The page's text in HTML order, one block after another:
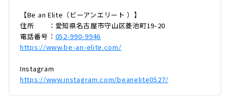
【Be an Elite（ビーアンエリート ）】
住所 ：愛知県名古屋市守山区菱池町19-20
電話番号： 052-990-9946
https://www.be-an-elite.com/
Instagram
https://www.instagram.com/beanelite0527/